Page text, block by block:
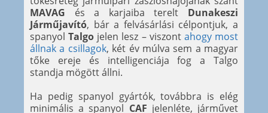
MAVAG és a karjaiba terelt Dunakeszi
Járműjavító, bár a felvásárlási célpontjuk, a
spanyolTalgo jelen lesz – viszont ahogy most
állnak a csillagok, két év múlva sem a magyar
tőke ereje és intelligenciája fog a Talgo
standja mögött állni.
Ha pedig spanyol gyártók, továbbra is elég
minimális a spanyol CAF jelenléte, járművet